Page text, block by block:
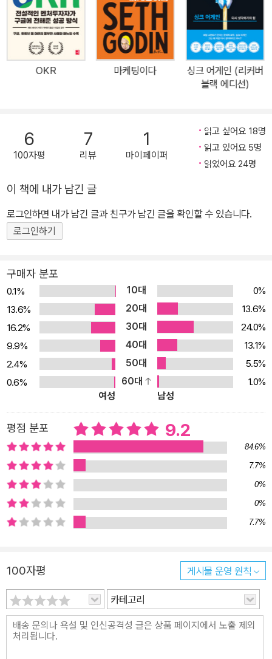
는 마케팅이 그로스 해킹으로 대체될 것이라는 사실을 알고 있다. 실
리콘밸리 최고의 마케터이자 이 방법론의 개척자인 저자션 엘리스가
‘그로스 해킹Growth Hacking ’이라 명명한 이후 이 기법은 실리콘
밸리 초고속 성장 기업들의 성장 비밀로 알려지기 시작했다. 그로스
해킹은 과학적으로 잘 계획된 과정을 통해 낭비가 많은 일반적 방법
팅 절대 필독서★★★ 14개월 만에 400만 명을 모은 드롭박스 마
케팅, 당신도 할 수 있습니다 지금은 믿기 힘들겠지만, 에어비앤비(Ai
때가 있었고, 핀터레스트(Pinterest)는 제빵사와 공예가들이 이용하
는 틈새 웹사이트였다. 링크드인(LinkedIn)은 기업 간부와 최상위 헤
드헌터들만이 이용하는 네트워크였고, 우버(Uber)는 뉴욕의 옐로우
같은 엄청난 기업으로 성장할 수 있었을까? 일반적인 생각과 달리 뛰
어난 제품을 만들었더니 저절로 성공했거나, 놀라운 아이디어 하나로
대박이 난 것이 아니다. 철저한 기획을 거쳐 주의 깊게 실행에 옮긴 방
법론이 있었기 때문이다. 그 방법론을 저자인 션이 그로스 해킹(Gro
wth Hacking)이라고 명명했다. 그로스 해킹 방법론으로 시장 점유
율을 높이는 일은 린 스타트업(Lean Startup)으로 제품을 개발하
고, 6시그마(6 Sigma)로 품질 및 생산성을 높이거나 비즈니스 모델
개발(Business Model Generation)로 전략을 수립하는 일과 같
어모으고, 재방문하게 만들며, 참여를 촉진하고, 더 많은 제품을 구매
하도록 촉진하는 가장 효과적인 방법이다. 그로스 해킹을 활용하는
기업들은 이제 스타트업만이 아니다. 페이스북, 트위터, 테슬라는 물
론이고 IBM, 월마트, 마이크로소프트를 비롯하여 세계 최고의 기업
들이 도입하고 있다. 비효율적인 마케팅 방법에서 항상 반복가능하
고, 비용 효율적이고, 데이터 중심적인 결과로 대체하고 싶은 모든 마
성장 업무, 팀을 구성하는 법, 성장 기회 발굴 방법, 끊임없는 성장을
위해 유의해야 할 점 등을 배우게 될 것이다. 페이스북은 2007년 성
장 정체 문제를 해결하기 위해 5명으로 구성된 성장 팀(그로스 해킹
팀)을 발족했다. 2017년 10주년을 맞은 이 조직은 여러 개의 팀을 거
느리고 있으며, 이제 10억 명이 넘는 사람들에게 서비스를 제공하는
OKR 마케팅이다
싱크 어게인 (리커버
블랙 에디션)
6
100자평
7
리뷰
1
마이페이퍼
읽고 싶어요 18명
읽고 있어요 5명
읽었어요 24명
이 책에 내가 남긴 글
로그인하면 내가 남긴 글과 친구가 남긴 글을 확인할 수 있습니다.
로그인하기
구매자 분포
0.1% 10대
0%
13.6%
20대
13.6%
16.2%
30대
24.0%
9.9%
40대
13.1%
2.4%
50대
5.5%
0.6%
60대
1.0%
여성
남성
평점 분포 9.2
84.6%
7.7%
0%
0%
7.7%
100자평 게시물 운영 원칙
카테고리